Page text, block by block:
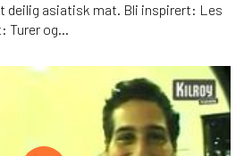
deilig asiatisk mat. Bli inspirert: Les
Turer og...